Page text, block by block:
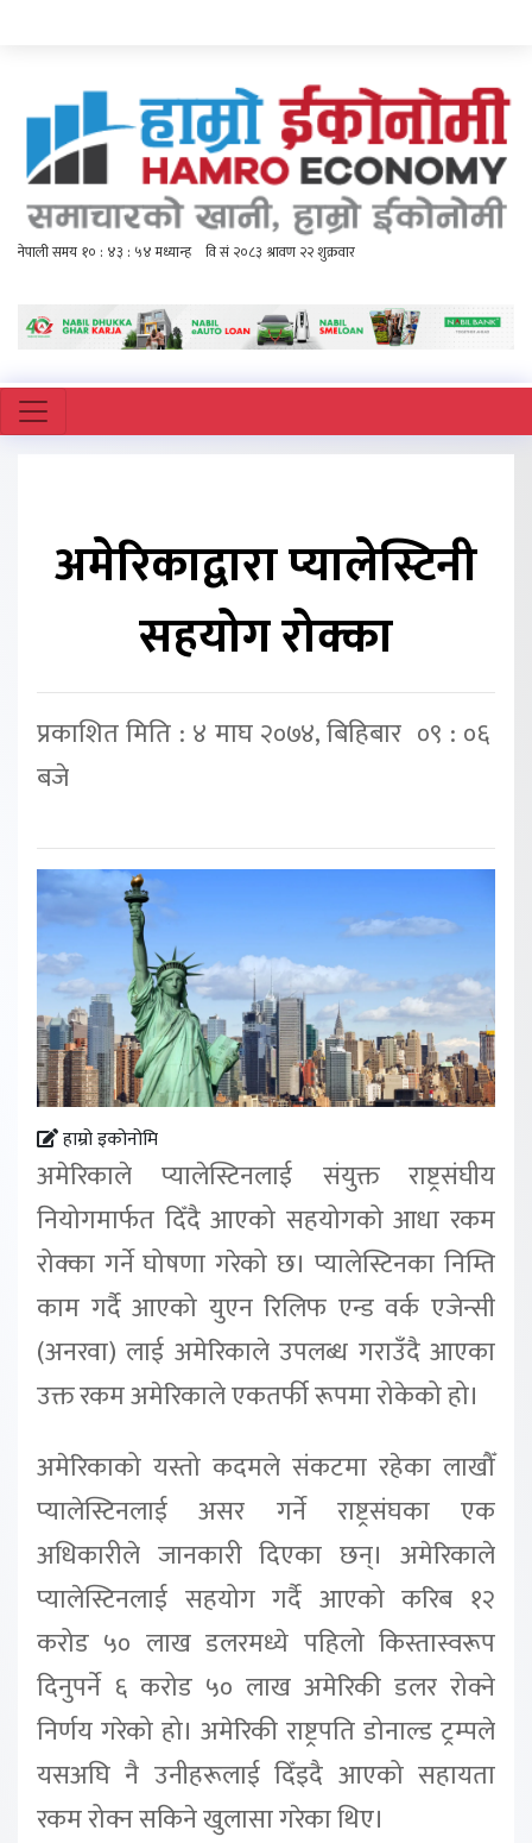
अमेरिकाद्वारा प्यालेस्टिनी
सहयोग रोक्का
प्रकाशित मिति : ४ माघ २०७४, बिहिबार ०९ : ०६
बजे
हाम्रो इकोनोमि
अमेरिकाले प्यालेस्टिनलाई संयुक्त राष्ट्रसंघीय
नियोगमार्फत दिँदै आएको सहयोगको आधा रकम
रोक्का गर्ने घोषणा गरेको छ। प्यालेस्टिनका निम्ति
काम गर्दै आएको युएन रिलिफ एन्ड वर्क एजेन्सी
(अनरवा) लाई अमेरिकाले उपलब्ध गराउँदै आएका
उक्त रकम अमेरिकाले एकतर्फी रूपमा रोकेको हो।
अमेरिकाको यस्तो कदमले संकटमा रहेका लाखौँ
प्यालेस्टिनलाई असर गर्ने राष्ट्रसंघका एक
अधिकारीले जानकारी दिएका छन्। अमेरिकाले
प्यालेस्टिनलाई सहयोग गर्दै आएको करिब १२
करोड ५० लाख डलरमध्ये पहिलो किस्तास्वरूप
दिनुपर्ने ६ करोड ५० लाख अमेरिकी डलर रोक्ने
निर्णय गरेको हो। अमेरिकी राष्ट्रपति डोनाल्ड ट्रम्पले
यसअघि नै उनीहरूलाई दिँइदै आएको सहायता
रकम रोक्न सकिने खुलासा गरेका थिए।